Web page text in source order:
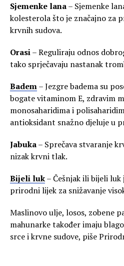
Sjemenke lana– Sjemenke
kolesterola što je značajno za
krvnih sudova.
Orasi– Reguliraju odnos
tako sprječavaju nastanak
Badem– Jezgre badema su
bogate vitaminom E, zdravim
monosaharidima i
antioksidant snažno djeluje u
Jabuka– Sprečava stvaranje
nizak krvni tlak.
Bijeli luk– Češnjak ili bijeli luk
prirodni lijek za snižavanje
Maslinovo ulje, losos, zobene
mahunarke također imaju
srce i krvne sudove, piše